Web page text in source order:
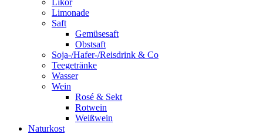
Likör
Limonade
Saft
Gemüsesaft
Obstsaft
Soja-/Hafer-/Reisdrink & Co
Teegetränke
Wasser
Wein
Rosé & Sekt
Rotwein
Weißwein
Naturkost